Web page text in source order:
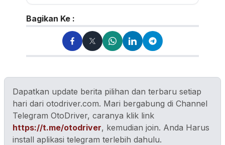
Bagikan Ke :
Dapatkan update berita pilihan dan terbaru setiap
hari dari otodriver.com. Mari bergabung di Channel
Telegram OtoDriver, caranya klik link
https://t.me/otodriver, kemudian join. Anda Harus
install aplikasi telegram terlebih dahulu.